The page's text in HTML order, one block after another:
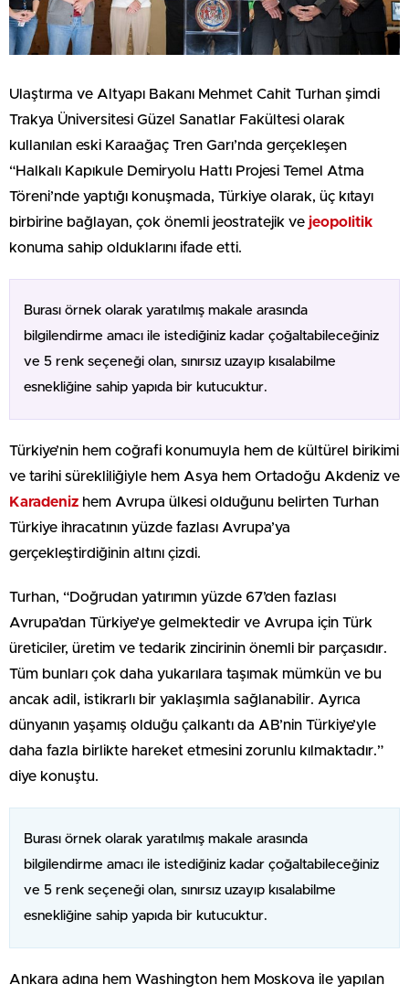
Ulaştırma ve Altyapı Bakanı Mehmet Cahit Turhan şimdi
Trakya Üniversitesi Güzel Sanatlar Fakültesi olarak
kullanılan eski Karaağaç Tren Garı’nda gerçekleşen
“Halkalı Kapıkule Demiryolu Hattı Projesi Temel Atma
Töreni’nde yaptığı konuşmada, Türkiye olarak, üç kıtayı
birbirine bağlayan, çok önemli jeostratejik ve jeopolitik
konuma sahip olduklarını ifade etti.
Burası örnek olarak yaratılmış makale arasında
bilgilendirme amacı ile istediğiniz kadar çoğaltabileceğiniz
ve 5 renk seçeneği olan, sınırsız uzayıp kısalabilme
esnekliğine sahip yapıda bir kutucuktur.
Türkiye’nin hem coğrafi konumuyla hem de kültürel birikimi
ve tarihi sürekliliğiyle hem Asya hem Ortadoğu Akdeniz ve
Karadeniz hem Avrupa ülkesi olduğunu belirten Turhan
Türkiye ihracatının yüzde fazlası Avrupa’ya
gerçekleştirdiğinin altını çizdi.
Turhan, “Doğrudan yatırımın yüzde 67’den fazlası
Avrupa’dan Türkiye’ye gelmektedir ve Avrupa için Türk
üreticiler, üretim ve tedarik zincirinin önemli bir parçasıdır.
Tüm bunları çok daha yukarılara taşımak mümkün ve bu
ancak adil, istikrarlı bir yaklaşımla sağlanabilir. Ayrıca
dünyanın yaşamış olduğu çalkantı da AB’nin Türkiye’yle
daha fazla birlikte hareket etmesini zorunlu kılmaktadır.”
diye konuştu.
Burası örnek olarak yaratılmış makale arasında
bilgilendirme amacı ile istediğiniz kadar çoğaltabileceğiniz
ve 5 renk seçeneği olan, sınırsız uzayıp kısalabilme
esnekliğine sahip yapıda bir kutucuktur.
Ankara adına hem Washington hem Moskova ile yapılan